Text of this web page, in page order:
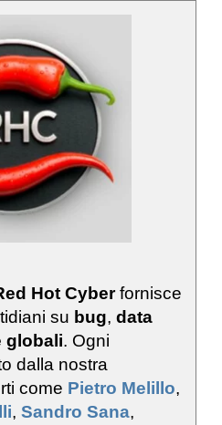
Hot Cyberfornisce
su bug, data
globali. Ogni
dalla nostra
come Pietro Melillo,
, Sandro Sana,